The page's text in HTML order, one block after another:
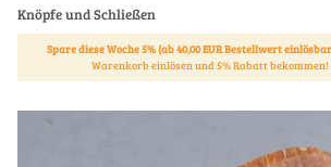
Knöpfe und Schließen
Spare diese Woche 5% (ab 40,00 EUR Bestellwert
Warenkorb einlösen und 5% Rabatt bekommen!